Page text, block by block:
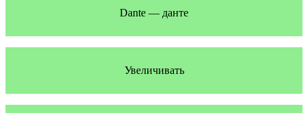
Dante — данте
Увеличивать